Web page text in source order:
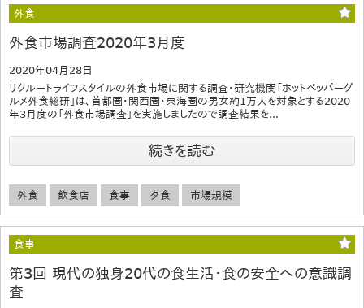
外食
外食市場調査2020年3月度
2020年04月28日
リクルートライフスタイルの外食市場に関する調査・研究機関「ホットペッパーグ
ルメ外食総研」は、首都圏・関西圏・東海圏の男女約1万人を対象とする2020
年3月度の「外食市場調査」を実施しましたので調査結果を...
続きを読む
外食 飲食店 食事 夕食 市場規模
食事
第3回 現代の独身20代の食生活・食の安全への意識調
査